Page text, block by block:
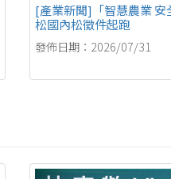
[產業新聞]「智慧農業 安
松國內松徵件起跑
發佈日期：2026/07/31